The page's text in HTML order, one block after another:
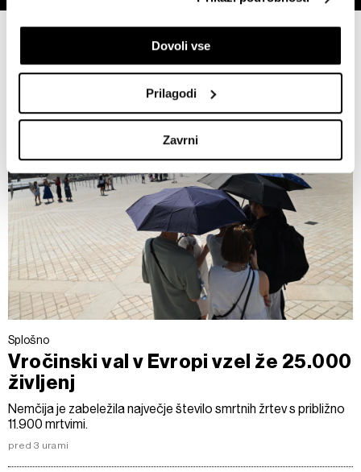
Identificirati napravo z aktivnim preverjanjem
lastnosti (odčitavanje prstnih odtisov)
Poglejte si še, kako se obdelujejo vaši osebni podatki in
nastavite svoje preference v
razdelku o podrobnostih
iz Izjave o piškotkih.
Skupni upravljavci obdelave so HD-WIN ARENA SPORT
d.o.o. inPartnerji. Več o podatkih, ki jih obdelujemo, in o
vaših pravicah glede teh podatkov najdete v naši Politiki
zasebnosti
, o piškotkih in drugih podobnih tehnologijah
pa vPolitiki piškotkov.
Piškotke lahko kadar koli ponovno prilagodite tako, da
kliknete možnost »Prikaži podrobnosti«. Privolitev lahko
kadar koli prekličete brez kakršnih koli posledic.
Dovoli vse
Prilagodi
Zavrni
Splošno
Vročinski val v Evropi vzel že 25.000
življenj
Nemčija je zabeležila največje število smrtnih žrtev s približno
11.900 mrtvimi.
pred 3 urami